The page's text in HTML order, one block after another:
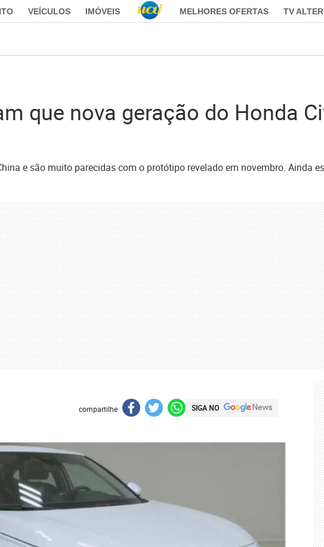
VEÍCULOS IMÓVEIS MELHORES OFERTAS TV
que nova geração do Honda
e são muito parecidas com o protótipo revelado em novembro. Ainda
compartilhe SIGA NO